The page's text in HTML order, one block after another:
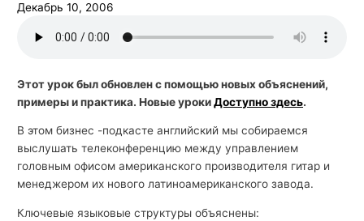
Декабрь 10, 2006
Этот урок был обновлен с помощью новых объяснений,
примеры и практика. Новые урокиДоступно здесь.
В этом бизнес -подкасте английский мы собираемся
выслушать телеконференцию между управлением
головным офисом американского производителя гитар и
менеджером их нового латиноамериканского завода.
Ключевые языковые структуры объяснены: